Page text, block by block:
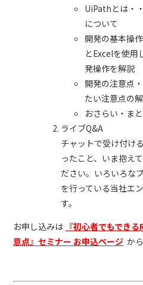
UiPathとは・
について
開発の基本操
とExcelを使用
発操作を解説
開発の注意点
たい注意点の
おさらい・ま
ライブQ&A
チャットで受け付け
ったこと、いま抱え
ださい。いろいろな
を行っている当社エ
す。
お申し込みは 『初心者でもでき
意点』セミナー お申込ページ か